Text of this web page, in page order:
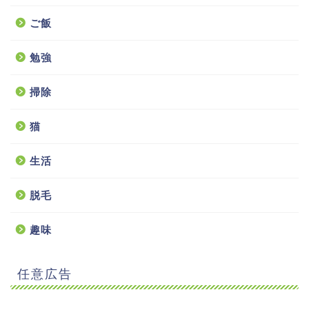
ご飯
勉強
掃除
猫
生活
脱毛
趣味
任意広告